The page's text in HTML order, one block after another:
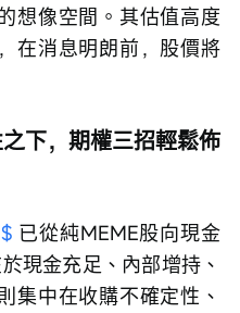
想像空間。其估值高度
在消息明朗前，股價將
下，期權三招輕鬆佈
已從純MEME股向現金
現金充足、內部增持、
集中在收購不確定性、